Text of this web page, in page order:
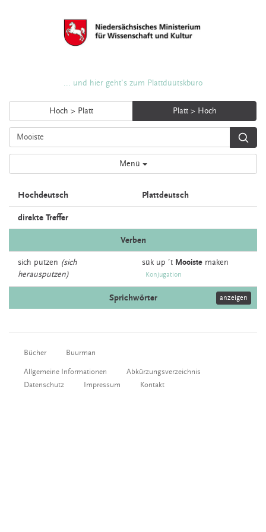
... und hier geht's zum Plattdüütskbüro
Hoch > Platt Platt > Hoch
Menü
Hochdeutsch Plattdeutsch
direkte Treffer
Verben
sich putzen (sich
herausputzen)
sük up ’t Mooiste maken
Konjugation
Sprichwörter anzeigen
Bücher Buurman
Allgemeine Informationen
Abkürzungsverzeichnis
Datenschutz
Impressum Kontakt